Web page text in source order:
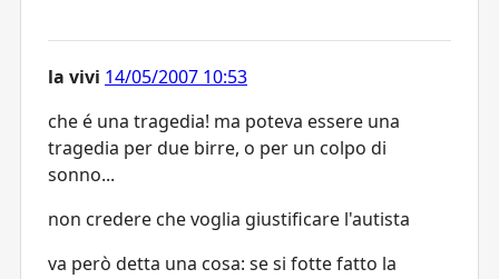
la vivi 14/05/2007 10:53
che é una tragedia! ma poteva essere una
tragedia per due birre, o per un colpo di
sonno...
non credere che voglia giustificare l'autista
va però detta una cosa: se si fotte fatto la